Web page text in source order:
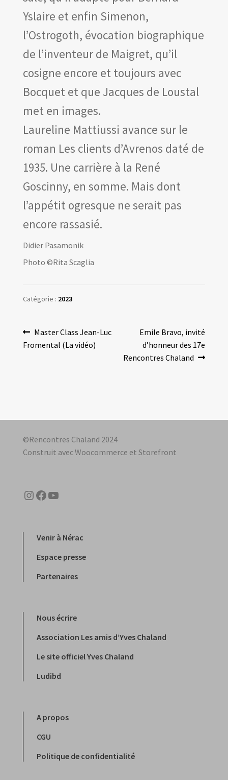
Yslaire et enfin Simenon,
l’Ostrogoth, évocation biographique
de l’inventeur de Maigret, qu’il
cosigne encore et toujours avec
Bocquet et que Jacques de Loustal
met en images.
Laureline Mattiussi avance sur le
roman Les clients d’Avrenos daté de
1935. Une carrière à la René
Goscinny, en somme. Mais dont
l’appétit ogresque ne serait pas
encore rassasié.
Didier Pasamonik
Photo ©Rita Scaglia
Catégorie : 2023
Navigation
de
Article
précédent :
Master Class Jean-Luc
Fromental (La vidéo)
Article
suivant :
Emile Bravo, invité
d’honneur des 17e
Rencontres Chaland
©Rencontres Chaland 2024
Construit avec Woocommerce et Storefront
Instagram
Facebook
YouTube
Venir à Nérac
Espace presse
Partenaires
Nous écrire
Association Les amis d’Yves Chaland
Le site officiel Yves Chaland
Ludibd
A propos
CGU
Politique de confidentialité